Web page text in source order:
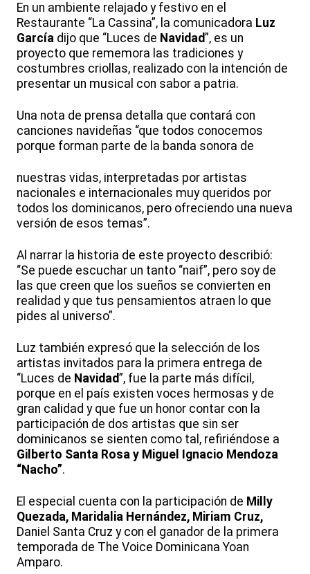
En un ambiente relajado y festivo en el
Restaurante “La Cassina”, la comunicadora Luz
García dijo que “Luces de Navidad”, es un
proyecto que rememora las tradiciones y
costumbres criollas, realizado con la intención de
presentar un musical con sabor a patria.
Una nota de prensa detalla que contará con
canciones navideñas “que todos conocemos
porque forman parte de la banda sonora de
nuestras vidas, interpretadas por artistas
nacionales e internacionales muy queridos por
todos los dominicanos, pero ofreciendo una nueva
versión de esos temas”.
Al narrar la historia de este proyecto describió:
“Se puede escuchar un tanto “naif”, pero soy de
las que creen que los sueños se convierten en
realidad y que tus pensamientos atraen lo que
pides al universo”.
Luz también expresó que la selección de los
artistas invitados para la primera entrega de
“Luces de Navidad”, fue la parte más difícil,
porque en el país existen voces hermosas y de
gran calidad y que fue un honor contar con la
participación de dos artistas que sin ser
dominicanos se sienten como tal, refiriéndose a
Gilberto Santa Rosa y Miguel Ignacio Mendoza
“Nacho”.
El especial cuenta con la participación de Milly
Quezada, Maridalia Hernández, Miriam Cruz,
Daniel Santa Cruz y con el ganador de la primera
temporada de The Voice Dominicana Yoan
Amparo.